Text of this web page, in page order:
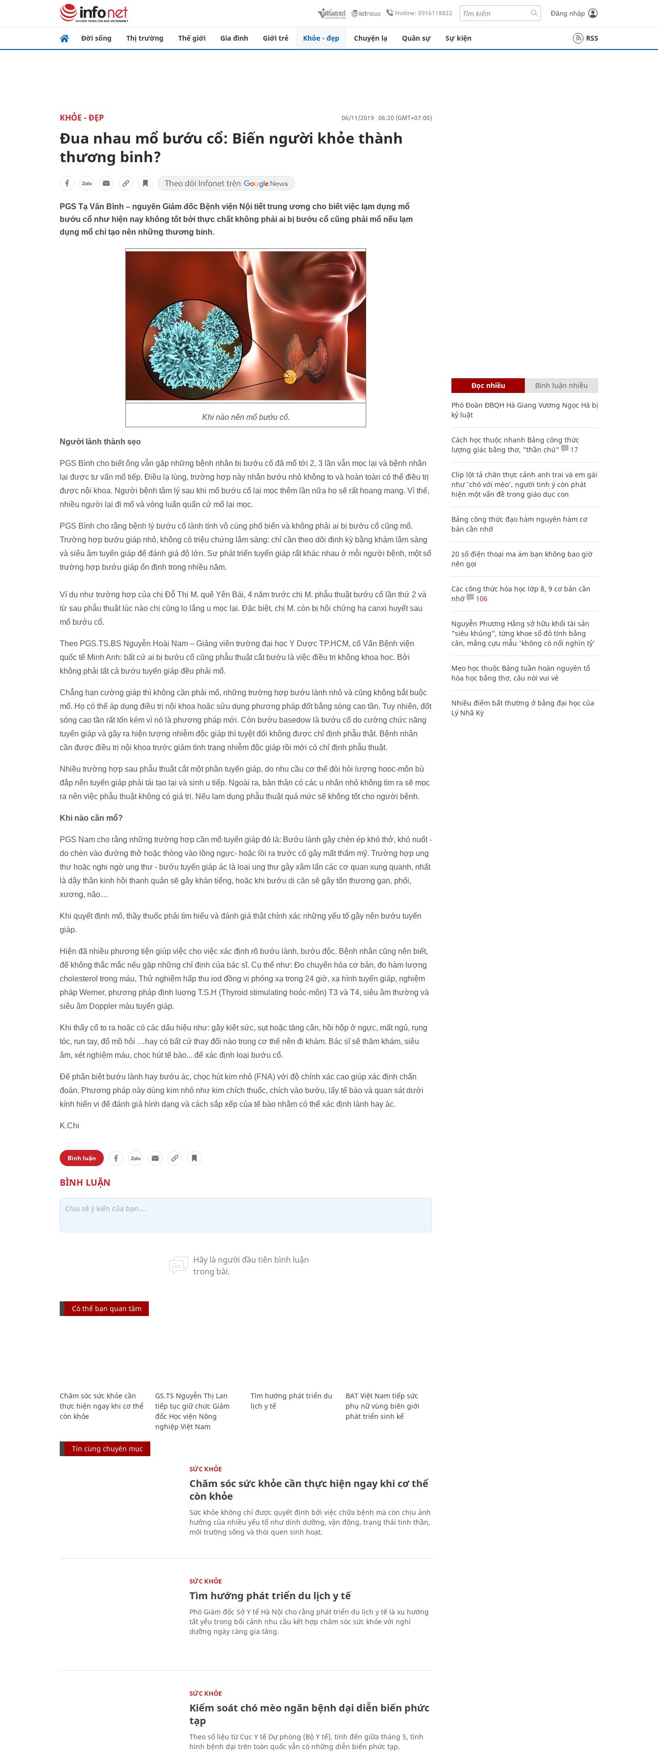
Hotline: 0916118822 Đăng nhập
Đời sống Thị trường Thế giới Gia đình Giới trẻ Khỏe - đẹp Chuyện lạ Quân sự Sự kiện RSS
KHỎE - ĐẸP 06/11/2019 06:20 (GMT+07:00)
Đua nhau mổ bướu cổ: Biến người khỏe thành
thương binh?
PGS Tạ Văn Bình – nguyên Giám đốc Bệnh viện Nội tiết trung ương cho biết việc lạm dụng mổ
bướu cổ như hiện nay không tốt bởi thực chất không phải ai bị bướu cổ cũng phải mổ nếu lạm
dụng mổ chỉ tạo nên những thương binh.
Khi nào nên mổ bướu cổ.
Người lành thành sẹo
PGS Bình cho biết ông vẫn gặp những bệnh nhân bị bướu cổ đã mổ tới 2, 3 lần vẫn mọc lại và bệnh nhân
lại được tư vấn mổ tiếp. Điều lạ lùng, trường hợp này nhân bướu nhỏ không to và hoàn toàn có thể điều trị
được nội khoa. Người bệnh tâm lý sau khi mổ bướu cổ lại mọc thêm lần nữa họ sẽ rất hoang mang. Vì thế,
nhiều người lại đi mổ và vòng luẩn quẩn cứ mổ lại mọc.
PGS Bình cho rằng bệnh lý bướu cổ lành tính vô cùng phổ biến và không phải ai bị bướu cổ cũng mổ.
Trường hợp bướu giáp nhỏ, không có triệu chứng lâm sàng: chỉ cần theo dõi định kỳ bằng khám lâm sàng
và siêu âm tuyến giáp để đánh giá độ lớn. Sự phát triển tuyến giáp rất khác nhau ở mỗi người bệnh, một số
trường hợp bướu giáp ổn định trong nhiều năm.
Ví dụ như trường hợp của chị Đỗ Thị M. quê Yên Bái, 4 năm trước chị M. phẫu thuật bướu cổ lần thứ 2 và
từ sau phẫu thuật lúc nào chị cũng lo lắng u mọc lại. Đặc biệt, chị M. còn bị hội chứng hạ canxi huyết sau
mổ bướu cổ.
Theo PGS.TS.BS Nguyễn Hoài Nam – Giảng viên trường đại học Y Dược TP.HCM, cố Vấn Bệnh viện
quốc tế Minh Anh: bất cứ ai bị bướu cổ cũng phẫu thuật cắt bướu là việc điều trị không khoa học. Bởi
không phải tất cả bướu tuyến giáp đều phải mổ.
Chẳng hạn cường giáp thì không cần phải mổ, những trường hợp bướu lành nhỏ và cũng không bắt buộc
mổ. Họ có thể áp dụng điều trị nội khoa hoặc sửu dụng phương pháp đốt bằng sóng cao tần. Tuy nhiên, đốt
sóng cao tần rất tốn kém vì nó là phương pháp mới. Còn bướu basedow là bướu cổ do cường chức năng
tuyến giáp và gây ra hiện tượng nhiễm độc giáp thì tuyệt đối không được chỉ định phẫu thật. Bệnh nhân
cần được điều trị nội khoa trước giảm tình trạng nhiễm độc giáp rồi mới có chỉ định phẫu thuật.
Nhiều trường hợp sau phẫu thuật cắt một phần tuyến giáp, do nhu cầu cơ thể đòi hỏi lượng hooc-môn bù
đắp nên tuyến giáp phải tái tạo lại và sinh u tiếp. Ngoài ra, bản thân có các u nhân nhỏ không tìm ra sẽ mọc
ra nên việc phẫu thuật không có giá trị. Nếu lạm dụng phẫu thuật quá mức sẽ không tốt cho người bệnh.
Khi nào cần mổ?
PGS Nam cho rằng những trường hợp cần mổ tuyến giáp đó là: Bướu lành gây chèn ép khó thở, khó nuốt -
do chèn vào đường thở hoặc thòng vào lồng ngực- hoặc lồi ra trước cổ gây mất thẩm mỹ. Trường hợp ung
thư hoặc nghi ngờ ung thư - bướu tuyến giáp ác là loại ung thư gây xâm lấn các cơ quan xung quanh, nhất
là dây thần kinh hồi thanh quản sẽ gây khàn tiếng, hoặc khi bướu di căn sẽ gây tổn thương gan, phổi,
xương, não…
Khi quyết định mổ, thầy thuốc phải tìm hiểu và đánh giá thật chính xác những yếu tố gây nên bướu tuyến
giáp.
Hiện đã nhiều phương tiện giúp việc cho việc xác định rõ bướu lành, bướu độc. Bệnh nhân cũng nên biết,
để không thắc mắc nếu gặp những chỉ định của bác sĩ. Cụ thể như: Đo chuyển hóa cơ bản, đo hàm lượng
cholesterol trong máu, Thử nghiệm hấp thu iod đồng vị phóng xạ trong 24 giờ, xạ hình tuyến giáp, nghiệm
pháp Werner, phương pháp định luợng T.S.H (Thyroid stimulating hoóc-môn) T3 và T4, siêu âm thường và
siêu âm Doppler màu tuyến giáp.
Khi thấy cổ to ra hoặc có các dấu hiệu như: gây kiệt sức, sụt hoặc tăng cân, hồi hộp ở ngực, mất ngủ, rụng
tóc, run tay, đổ mồ hôi …hay có bất cứ thay đổi nào trong cơ thể nên đi khám. Bác sĩ sẽ thăm khám, siêu
âm, xét nghiệm máu, chọc hút tế bào... để xác định loại bướu cổ.
Để phân biệt bướu lành hay bướu ác, chọc hút kim nhỏ (FNA) với độ chính xác cao giúp xác định chẩn
đoán. Phương pháp này dùng kim nhỏ như kim chích thuốc, chích vào bướu, lấy tế bào và quan sát dưới
kính hiển vi để đánh giá hình dạng và cách sắp xếp của tế bào nhằm có thể xác định lành hay ác.
K.Chi
Bình luận
Có thể bạn quan tâm
Chăm sóc sức khỏe cần
thực hiện ngay khi cơ thể
còn khỏe
GS.TS Nguyễn Thị Lan
tiếp tục giữ chức Giám
đốc Học viện Nông
nghiệp Việt Nam
Tìm hướng phát triển du
lịch y tế
BAT Việt Nam tiếp sức
phụ nữ vùng biên giới
phát triển sinh kế
Tin cùng chuyên mục
SỨC KHỎE
Chăm sóc sức khỏe cần thực hiện ngay khi cơ thể
còn khỏe
Sức khỏe không chỉ được quyết định bởi việc chữa bệnh mà còn chịu ảnh
hưởng của nhiều yếu tố như dinh dưỡng, vận động, trạng thái tinh thần,
môi trường sống và thói quen sinh hoạt.
SỨC KHỎE
Tìm hướng phát triển du lịch y tế
Phó Giám đốc Sở Y tế Hà Nội cho rằng phát triển du lịch y tế là xu hướng
tất yếu trong bối cảnh nhu cầu kết hợp chăm sóc sức khỏe với nghỉ
dưỡng ngày càng gia tăng.
SỨC KHỎE
Kiểm soát chó mèo ngăn bệnh dại diễn biến phức
tạp
Theo số liệu từ Cục Y tế Dự phòng (Bộ Y tế), tính đến giữa tháng 5, tình
hình bệnh dại trên toàn quốc vẫn có những diễn biến phức tạp.
Đọc nhiều Bình luận nhiều
Phó Đoàn ĐBQH Hà Giang Vương Ngọc Hà bị
kỷ luật
Cách học thuộc nhanh Bảng công thức
lượng giác bằng thơ, "thần chú"
17
Clip lột tả chân thực cảnh anh trai và em gái
như 'chó với mèo', người tinh ý còn phát
hiện một vấn đề trong giáo dục con
Bảng công thức đạo hàm nguyên hàm cơ
bản cần nhớ
20 số điện thoại ma ám bạn không bao giờ
nên gọi
Các công thức hóa học lớp 8, 9 cơ bản cần
nhớ
106
Nguyễn Phương Hằng sở hữu khối tài sản
"siêu khủng", từng khoe sổ đỏ tính bằng
cân, mắng cựu mẫu 'không có nổi nghìn tỷ'
Mẹo học thuộc Bảng tuần hoàn nguyên tố
hóa học bằng thơ, câu nói vui vẻ
Nhiều điểm bất thường ở bằng đại học của
Lý Nhã Kỳ